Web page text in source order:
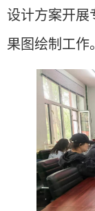
设计方案开展
果图绘制工作。